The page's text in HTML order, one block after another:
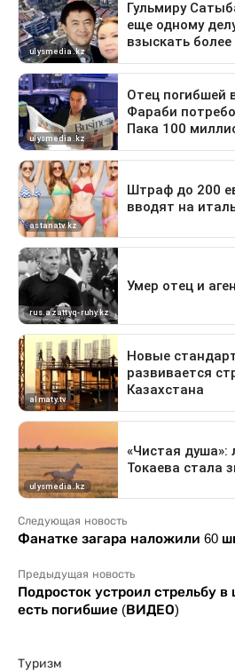
Следующая новость
Фанатке загара наложили 60
Предыдущая новость
Подросток устроил стрельбу
есть погибшие (ВИДЕО)
Туризм